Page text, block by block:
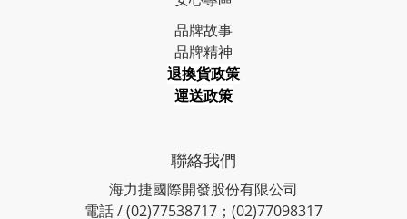
品牌故事
品牌精神
退換貨政策
運送政策
聯絡我們
海力捷國際開發股份有限公司
電話 / (02)77538717；(02)77098317